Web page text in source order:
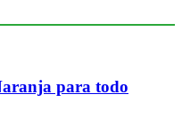
para todo